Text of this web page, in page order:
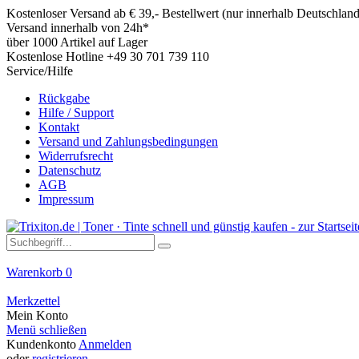
Kostenloser Versand ab € 39,- Bestellwert (nur innerhalb
Versand innerhalb von 24h*
über 1000 Artikel auf Lager
Kostenlose Hotline +49 30 701 739 110
Service/Hilfe
Rückgabe
Hilfe / Support
Kontakt
Versand und Zahlungsbedingungen
Widerrufsrecht
Datenschutz
AGB
Impressum
Warenkorb 0
Merkzettel
Mein Konto
Menü schließen
Kundenkonto Anmelden